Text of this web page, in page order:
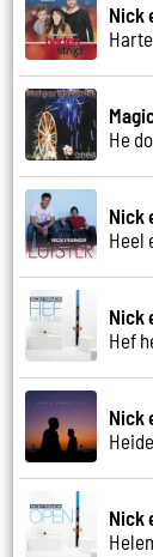
Nick
He
Nick
Heel
Nick
Hef
Nick
Nick